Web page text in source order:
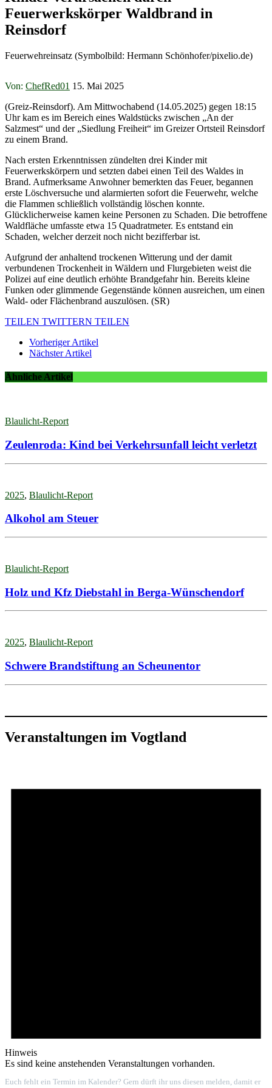
Feuerwerkskörper Waldbrand in
Reinsdorf
Feuerwehreinsatz (Symbolbild: Hermann Schönhofer/pixelio.de)
Von: ChefRed01 15. Mai 2025
(Greiz-Reinsdorf). Am Mittwochabend (14.05.2025) gegen 18:15
Uhr kam es im Bereich eines Waldstücks zwischen „An der
Salzmest“ und der „Siedlung Freiheit“ im Greizer Ortsteil Reinsdorf
zu einem Brand.
Nach ersten Erkenntnissen zündelten drei Kinder mit
Feuerwerkskörpern und setzten dabei einen Teil des Waldes in
Brand. Aufmerksame Anwohner bemerkten das Feuer, begannen
erste Löschversuche und alarmierten sofort die Feuerwehr, welche
die Flammen schließlich vollständig löschen konnte.
Glücklicherweise kamen keine Personen zu Schaden. Die betroffene
Waldfläche umfasste etwa 15 Quadratmeter. Es entstand ein
Schaden, welcher derzeit noch nicht bezifferbar ist.
Aufgrund der anhaltend trockenen Witterung und der damit
verbundenen Trockenheit in Wäldern und Flurgebieten weist die
Polizei auf eine deutlich erhöhte Brandgefahr hin. Bereits kleine
Funken oder glimmende Gegenstände können ausreichen, um einen
Wald- oder Flächenbrand auszulösen. (SR)
TEILEN TWITTERN TEILEN
Vorheriger Artikel
Nächster Artikel
Ähnliche Artikel
Blaulicht-Report
Zeulenroda: Kind bei Verkehrsunfall leicht verletzt
2025, Blaulicht-Report
Alkohol am Steuer
Blaulicht-Report
Holz und Kfz Diebstahl in Berga-Wünschendorf
2025, Blaulicht-Report
Schwere Brandstiftung an Scheunentor
Veranstaltungen im Vogtland
Hinweis
Es sind keine anstehenden Veranstaltungen vorhanden.
Euch fehlt ein Termin im Kalender? Gern dürft ihr uns diesen melden, damit er